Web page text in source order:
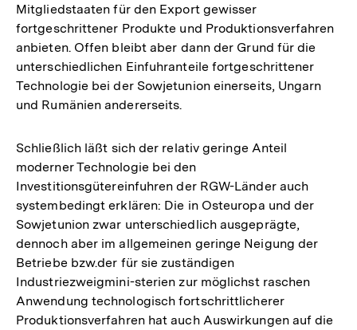
Mitgliedstaaten für den Export gewisser
fortgeschrittener Produkte und Produktionsverfahren
anbieten. Offen bleibt aber dann der Grund für die
unterschiedlichen Einfuhranteile fortgeschrittener
Technologie bei der Sowjetunion einerseits, Ungarn
und Rumänien andererseits.
Schließlich läßt sich der relativ geringe Anteil
moderner Technologie bei den
Investitionsgütereinfuhren der RGW-Länder auch
systembedingt erklären: Die in Osteuropa und der
Sowjetunion zwar unterschiedlich ausgeprägte,
dennoch aber im allgemeinen geringe Neigung der
Betriebe bzw.der für sie zuständigen
Industriezweigmini-sterien zur möglichst raschen
Anwendung technologisch fortschrittlicherer
Produktionsverfahren hat auch Auswirkungen auf die